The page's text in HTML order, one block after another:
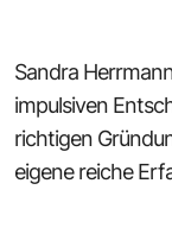
Sandra
impulsiven
richtigen
eigene reiche